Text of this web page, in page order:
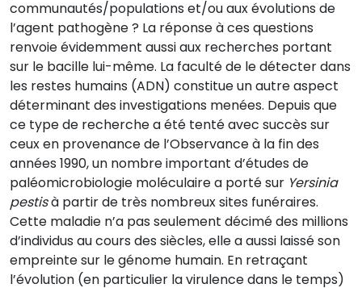
communautés/populations et/ou aux évolutions de
l’agent pathogène ? La réponse à ces questions
renvoie évidemment aussi aux recherches portant
sur le bacille lui-même. La faculté de le détecter dans
les restes humains (ADN) constitue un autre aspect
déterminant des investigations menées. Depuis que
ce type de recherche a été tenté avec succès sur
ceux en provenance de l’Observance à la fin des
années 1990, un nombre important d’études de
paléomicrobiologie moléculaire a porté sur Yersinia
pestisà partir de très nombreux sites funéraires.
Cette maladie n’a pas seulement décimé des millions
d’individus au cours des siècles, elle a aussi laissé son
empreinte sur le génome humain. En retraçant
l’évolution (en particulier la virulence dans le temps)